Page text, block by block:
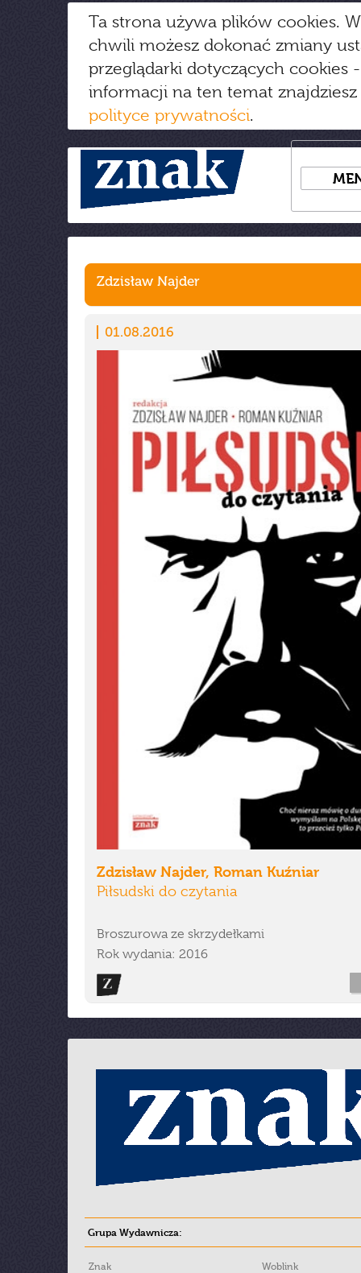
Ta strona używa plików cookies.
chwili możesz dokonać zmiany
przeglądarki dotyczących cookies
informacji na ten temat
polityce prywatności.
Zdzisław Najder
01.08.2016
Zdzisław Najder, Roman Kuźniar
Piłsudski do czytania
Broszurowa ze skrzydełkami
Rok wydania: 2016
Grupa Wydawnicza:
Znak
Woblink